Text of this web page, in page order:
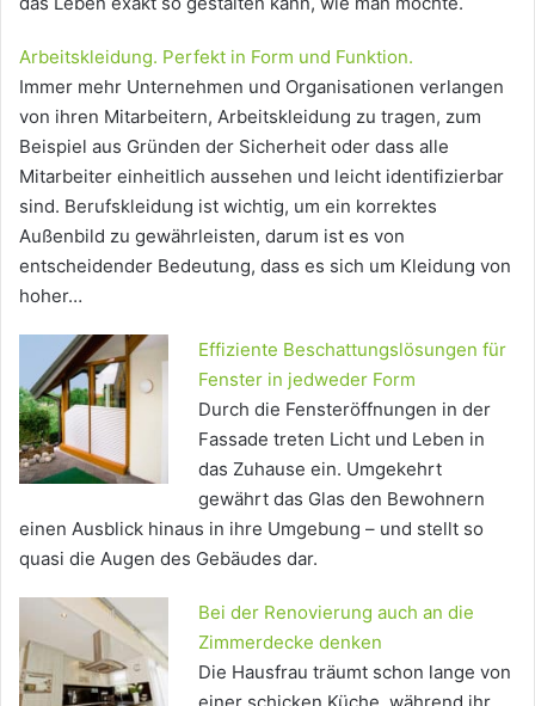
Arbeitskleidung. Perfekt in Form und Funktion.
Immer mehr Unternehmen und Organisationen verlangen
von ihren Mitarbeitern, Arbeitskleidung zu tragen, zum
Beispiel aus Gründen der Sicherheit oder dass alle
Mitarbeiter einheitlich aussehen und leicht identifizierbar
sind. Berufskleidung ist wichtig, um ein korrektes
Außenbild zu gewährleisten, darum ist es von
entscheidender Bedeutung, dass es sich um Kleidung von
hoher…
Effiziente Beschattungslösungen für
Fenster in jedweder Form
Durch die Fensteröffnungen in der
Fassade treten Licht und Leben in
das Zuhause ein. Umgekehrt
gewährt das Glas den Bewohnern
einen Ausblick hinaus in ihre Umgebung – und stellt so
quasi die Augen des Gebäudes dar.
Bei der Renovierung auch an die
Zimmerdecke denken
Die Hausfrau träumt schon lange von